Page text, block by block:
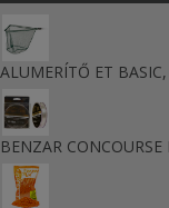
ALUMERÍTŐ ET
BENZAR